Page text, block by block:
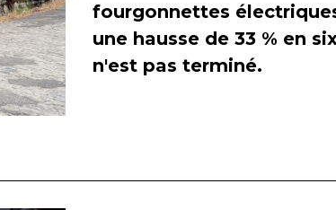
fourgonnettes
une hausse de 33 % en
n'est pas terminé.